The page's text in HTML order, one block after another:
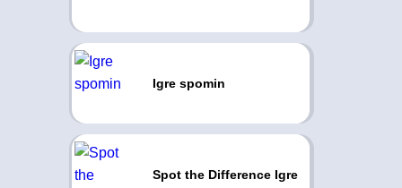
Igre spomin
Spot the Difference Igre